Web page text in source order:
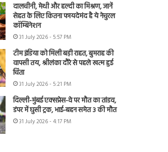
दालचीनी, मेथी और हल्दी का मिश्रण, जानें
सेहत के लिए कितना फायदेमंद है ये नेचुरल
कॉम्बिनेशन
31 July 2026 - 5:57 PM
टीम इंडिया को मिली बड़ी राहत, बुमराह की
वापसी तय, श्रीलंका दौरे से पहले खत्म हुई
चिंता
31 July 2026 - 5:21 PM
दिल्ली-मुंबई एक्सप्रेस-वे पर मौत का तांडव,
डंपर में घुसी ट्रक, भाई-बहन समेत 3 की मौत
31 July 2026 - 4:17 PM